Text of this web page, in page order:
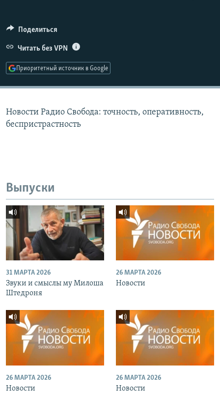
ПОДПИШИТЕСЬ НА РАССЫЛКУ
СОЦИАЛЬНЫЕ СЕТИ
Поделиться
Читать без VPN
Приоритетный источник в Google
Новости Радио Свобода: точность, оперативность,
беспристрастность
Выпуски
31 МАРТА 2026
Звуки и смыслы му Милоша
Штедроня
26 МАРТА 2026
Новости
26 МАРТА 2026
Новости
26 МАРТА 2026
Новости